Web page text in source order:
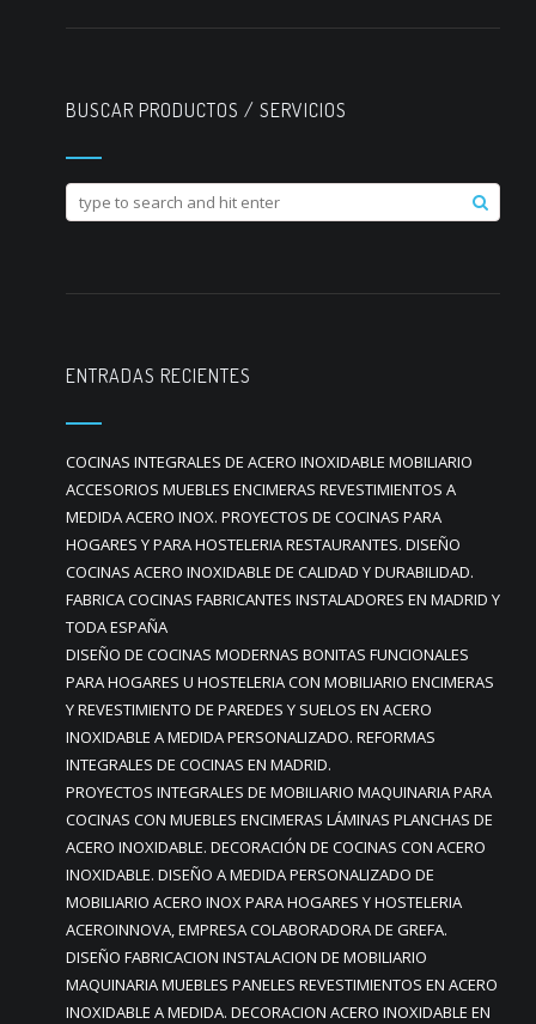
BUSCAR PRODUCTOS / SERVICIOS
ENTRADAS RECIENTES
COCINAS INTEGRALES DE ACERO INOXIDABLE MOBILIARIO
ACCESORIOS MUEBLES ENCIMERAS REVESTIMIENTOS A
MEDIDA ACERO INOX. PROYECTOS DE COCINAS PARA
HOGARES Y PARA HOSTELERIA RESTAURANTES. DISEÑO
COCINAS ACERO INOXIDABLE DE CALIDAD Y DURABILIDAD.
FABRICA COCINAS FABRICANTES INSTALADORES EN MADRID Y
TODA ESPAÑA
DISEÑO DE COCINAS MODERNAS BONITAS FUNCIONALES
PARA HOGARES U HOSTELERIA CON MOBILIARIO ENCIMERAS
Y REVESTIMIENTO DE PAREDES Y SUELOS EN ACERO
INOXIDABLE A MEDIDA PERSONALIZADO. REFORMAS
INTEGRALES DE COCINAS EN MADRID.
PROYECTOS INTEGRALES DE MOBILIARIO MAQUINARIA PARA
COCINAS CON MUEBLES ENCIMERAS LÁMINAS PLANCHAS DE
ACERO INOXIDABLE. DECORACIÓN DE COCINAS CON ACERO
INOXIDABLE. DISEÑO A MEDIDA PERSONALIZADO DE
MOBILIARIO ACERO INOX PARA HOGARES Y HOSTELERIA
ACEROINNOVA, EMPRESA COLABORADORA DE GREFA.
DISEÑO FABRICACION INSTALACION DE MOBILIARIO
MAQUINARIA MUEBLES PANELES REVESTIMIENTOS EN ACERO
INOXIDABLE A MEDIDA. DECORACION ACERO INOXIDABLE EN